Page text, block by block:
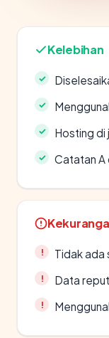
Kelebihan
Hosting di
Catatan A
Tidak ada
Data